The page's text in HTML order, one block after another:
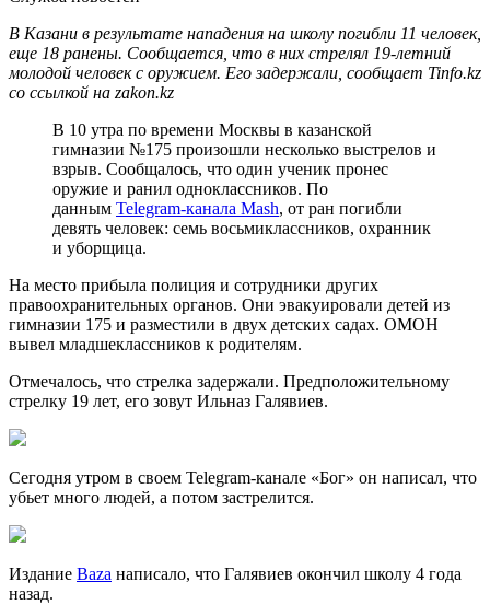
В Казани в результате нападения на школу погибли 11 человек,
еще 18 ранены. Сообщается, что в них стрелял 19-летний
молодой человек с оружием. Его задержали, сообщает Tinfo.kz
со ссылкой на zakon.kz
В 10 утра по времени Москвы в казанской
гимназии №175 произошли несколько выстрелов и
взрыв. Сообщалось, что один ученик пронес
оружие и ранил одноклассников. По
данным Telegram-канала Mash, от ран погибли
девять человек: семь восьмиклассников, охранник
и уборщица.
На место прибыла полиция и сотрудники других
правоохранительных органов. Они эвакуировали детей из
гимназии 175 и разместили в двух детских садах. ОМОН
вывел младшеклассников к родителям.
Отмечалось, что стрелка задержали. Предположительному
стрелку 19 лет, его зовут Ильназ Галявиев.
Сегодня утром в своем Telegram-канале «Бог» он написал, что
убьет много людей, а потом застрелится.
Издание Baza написало, что Галявиев окончил школу 4 года
назад.